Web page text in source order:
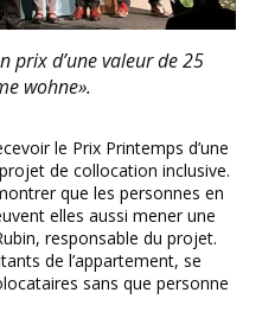
prix d’une valeur de 25
wohne».
le Prix Printemps d’une
de collocation inclusive.
que les personnes en
elles aussi mener une
responsable du projet.
de l’appartement, se
sans que personne